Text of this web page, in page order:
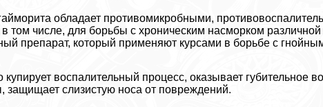
обладает противомикробными,
в том числе, для борьбы с хроническим насморком
препарат, который применяют курсами в борьбе с
купирует воспалительный процесс, оказывает губительное
защищает слизистую носа от повреждений.